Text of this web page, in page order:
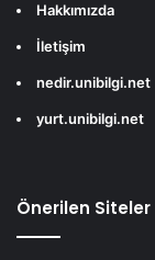
Hakkımızda
İletişim
nedir.unibilgi.net
yurt.unibilgi.net
Önerilen Siteler